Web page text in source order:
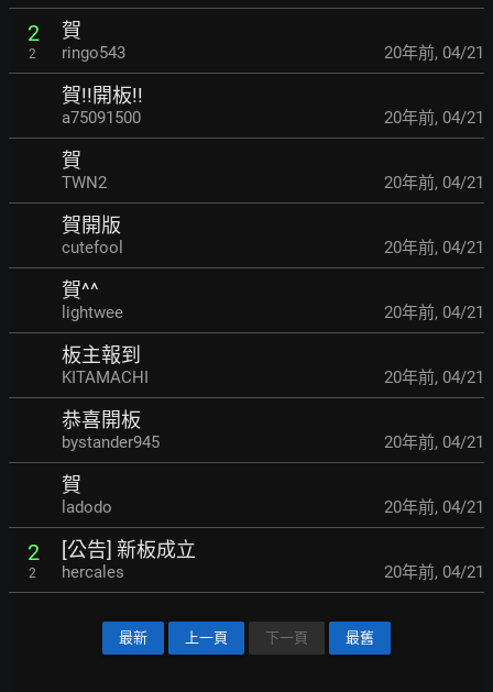
2
2
賀
ringo543 20年前, 04/21
賀!!開板!!
a75091500 20年前, 04/21
賀
TWN2 20年前, 04/21
賀開版
cutefool 20年前, 04/21
賀^^
lightwee 20年前, 04/21
板主報到
KITAMACHI 20年前, 04/21
恭喜開板
bystander945 20年前, 04/21
賀
ladodo 20年前, 04/21
2
2
[公告] 新板成立
hercales 20年前, 04/21
最新 上一頁 下一頁 最舊